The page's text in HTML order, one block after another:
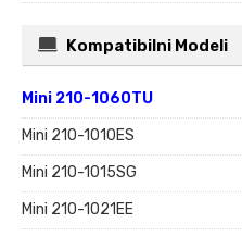
Kompatibilni Modeli
Mini 210-1060TU
Mini 210-1010ES
Mini 210-1015SG
Mini 210-1021EE